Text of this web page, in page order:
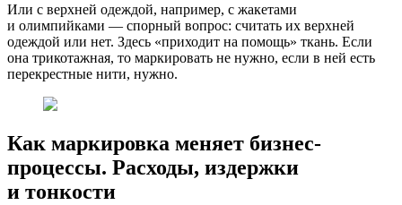
Или с верхней одеждой, например, с жакетами
и олимпийками — спорный вопрос: считать их верхней
одеждой или нет. Здесь «приходит на помощь» ткань. Если
она трикотажная, то маркировать не нужно, если в ней есть
перекрестные нити, нужно.
Как маркировка меняет бизнес-
процессы. Расходы, издержки
и тонкости